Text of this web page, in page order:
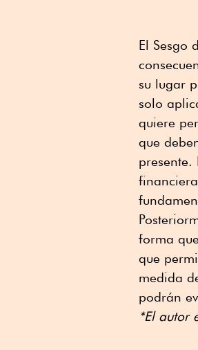
El Sesgo
su lugar
solo
quiere
que
forma
que
medida
podrán
*El autor